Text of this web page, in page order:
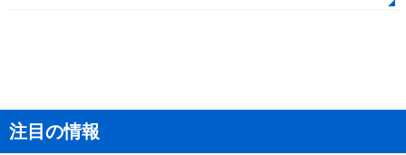
注目の情報